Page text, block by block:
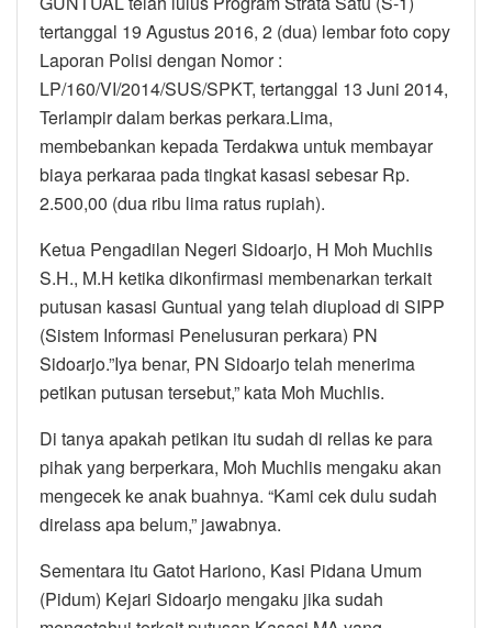
tertanggal 19 Agustus 2016, 2 (dua) lembar foto copy
Laporan Polisi dengan Nomor :
LP/160/VI/2014/SUS/SPKT, tertanggal 13 Juni 2014,
Terlampir dalam berkas perkara.Lima,
membebankan kepada Terdakwa untuk membayar
biaya perkaraa pada tingkat kasasi sebesar Rp.
2.500,00 (dua ribu lima ratus rupiah).
Ketua Pengadilan Negeri Sidoarjo, H Moh Muchlis
S.H., M.H ketika dikonfirmasi membenarkan terkait
putusan kasasi Guntual yang telah diupload di SIPP
(Sistem Informasi Penelusuran perkara) PN
Sidoarjo.”Iya benar, PN Sidoarjo telah menerima
petikan putusan tersebut,” kata Moh Muchlis.
Di tanya apakah petikan itu sudah di rellas ke para
pihak yang berperkara, Moh Muchlis mengaku akan
mengecek ke anak buahnya. “Kami cek dulu sudah
direlass apa belum,” jawabnya.
Sementara itu Gatot Hariono, Kasi Pidana Umum
(Pidum) Kejari Sidoarjo mengaku jika sudah